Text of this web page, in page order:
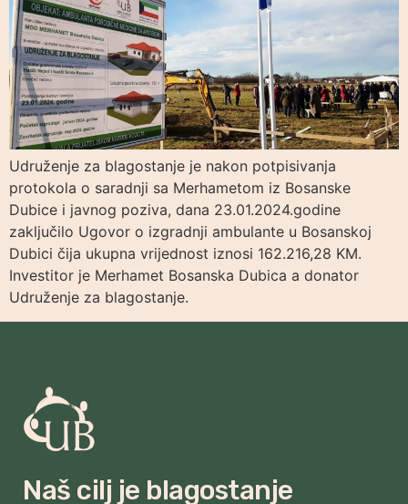
Udruženje za blagostanje je nakon potpisivanja
protokola o saradnji sa Merhametom iz Bosanske
Dubice i javnog poziva, dana 23.01.2024.godine
zaključilo Ugovor o izgradnji ambulante u Bosanskoj
Dubici čija ukupna vrijednost iznosi 162.216,28 KM.
Investitor je Merhamet Bosanska Dubica a donator
Udruženje za blagostanje.
Naš cilj je blagostanje